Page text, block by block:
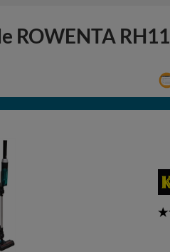
ROWENTA
5